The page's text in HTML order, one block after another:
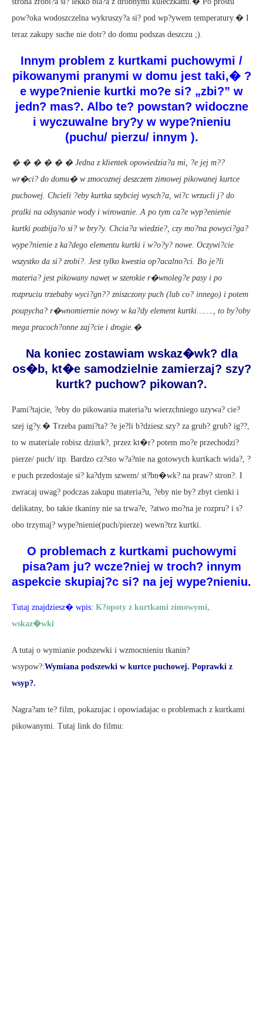
pow?oka wodoszczelna wykruszy?a si? pod wp?ywem temperatury.� I
teraz zakupy suche nie dotr? do domu podszas deszczu ;).
Innym problem z kurtkami puchowymi /
pikowanymi pranymi w domu jest taki,� ?
e wype?nienie kurtki mo?e si? „zbi?” w
jedn? mas?. Albo te? powstan? widoczne
i wyczuwalne bry?y w wype?nieniu
(puchu/ pierzu/ innym ).
� � � � � � Jedna z klientek opowiedzia?a mi, ?e jej m??
wr�ci? do domu� w zmocoznej deszczem zimowej pikowanej kurtce
puchowej. Chcieli ?eby kurtka szybciej wysch?a, wi?c wrzucli j? do
pralki na odsysanie wody i wirowanie. A po tym ca?e wyp?enienie
kurtki pozbija?o si? w bry?y. Chcia?a wiedzie?, czy mo?na powyci?ga?
wype?nienie z ka?dego elementu kurtki i w?o?y? nowe. Oczywi?cie
wszystko da si? zrobi?. Jest tylko kwestia op?acalno?ci. Bo je?li
materia? jest pikowany nawet w szerokie r�wnoleg?e pasy i po
rozpruciu trzebaby wyci?gn?? zniszczony puch (lub co? innego) i potem
poupycha? r�wnomiernie nowy w ka?dy element kurtki……., to by?oby
mega pracoch?onne zaj?cie i drogie.�
Na koniec zostawiam wskaz�wk? dla
os�b, kt�e samodzielnie zamierzaj? szy?
kurtk? puchow? pikowan?.
Pami?tajcie, ?eby do pikowania materia?u wierzchniego uzywa? cie?
szej ig?y.� Trzeba pami?ta? ?e je?li b?dziesz szy? za grub? grub? ig??,
to w materiale robisz dziurk?, przez kt�r? potem mo?e przechodzi?
pierze/ puch/ itp. Bardzo cz?sto w?a?nie na gotowych kurtkach wida?, ?
e puch przedostaje si? ka?dym szwem/ st?bn�wk? na praw? stron?. I
zwracaj uwag? podczas zakupu materia?u, ?eby nie by? zbyt cienki i
delikatny, bo takie tkaniny nie sa trwa?e, ?atwo mo?na je rozpru? i s?
obo trzymaj? wype?nienie(puch/pierze) wewn?trz kurtki.
O problemach z kurtkami puchowymi
pisa?am ju? wcze?niej w troch? innym
aspekcie skupiaj?c si? na jej wype?nieniu.
Tutaj znajdziesz� wpis: K?opoty z kurtkami zimowymi,
wskaz�wki
A tutaj o wymianie podszewki i wzmocnieniu tkanin?
wsypow?:Wymiana podszewki w kurtce puchowej. Poprawki z
wsyp?.
Nagra?am te? film, pokazujac i opowiadajac o problemach z kurtkami
pikowanymi. Tutaj link do filmu: